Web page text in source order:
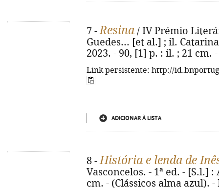
7 -Resina / IV Prémio
Guedes... [et al.] ; il.
2023. - 90, [1] p. : il. ; 21 cm.
Link persistente: http://
ADICIONAR À LISTA
8 -História e lenda de
Vasconcelos. - 1ª ed. - [S.l.]
cm. - (Clássicos alma azul). -